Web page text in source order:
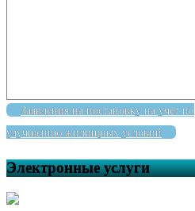
Заявления на постановку на учет по
улучшению жилищных условий
Электронные услуги